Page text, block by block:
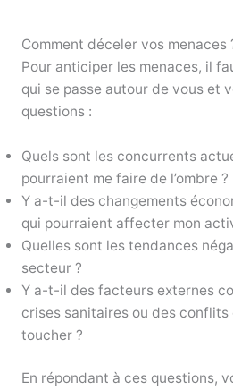
Comment déceler vos menaces
Pour anticiper les menaces, il
qui se passe autour de vous et
questions :
Quels sont les concurrents
pourraient me faire de l’ombre ?
Y a-t-il des changements
qui pourraient affecter mon
Quelles sont les tendances
secteur ?
Y a-t-il des facteurs externes
crises sanitaires ou des conflits
toucher ?
En répondant à ces questions,